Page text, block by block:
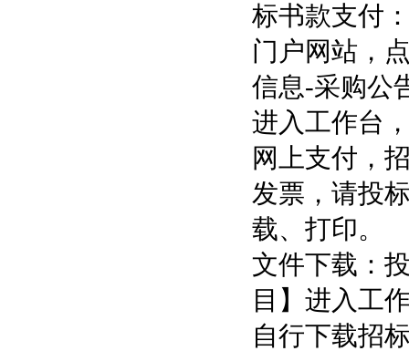
标书款支付
门户网站，
信息-采购公
进入工作台
网上支付，
发票，请投
载、打印。
文件下载：
目】进入工
自行下载招